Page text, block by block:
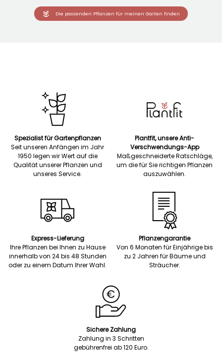
Die passenden Pflanzen für meinen Garten finden
Spezialist für Gartenpflanzen
Seit unseren Anfängen im Jahr
1950 legen wir Wert auf die
Qualität unserer Pflanzen und
unseres Service.
Plantfit, unsere Anti-
Verschwendungs-App
Maßgeschneiderte Ratschläge,
um die für Sie richtigen Pflanzen
auszuwählen.
Express-Lieferung
Ihre Pflanzen bei Ihnen zu Hause
innerhalb von 24 bis 48 Stunden
oder zu einem Datum Ihrer Wahl.
Pflanzengarantie
Von 6 Monaten für Einjährige bis
zu 2 Jahren für Bäume und
Sträucher.
Sichere Zahlung
Zahlung in 3 Schritten
gebührenfrei ab 120 Euro.